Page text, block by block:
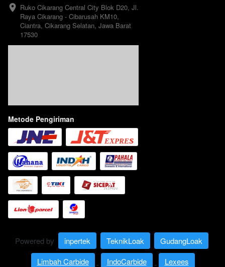
Ruko Cikarang Central City Blok D20, Jl.
Raya Cikarang - Cibarusah KM10,
Ciantra, Cikarang Selatan, Jawa Barat
17530
Metode Pengiriman
Powered by inpertek TeknikLoak
GudangLoak
Limbah Carbide
IndoCarbide Lexees